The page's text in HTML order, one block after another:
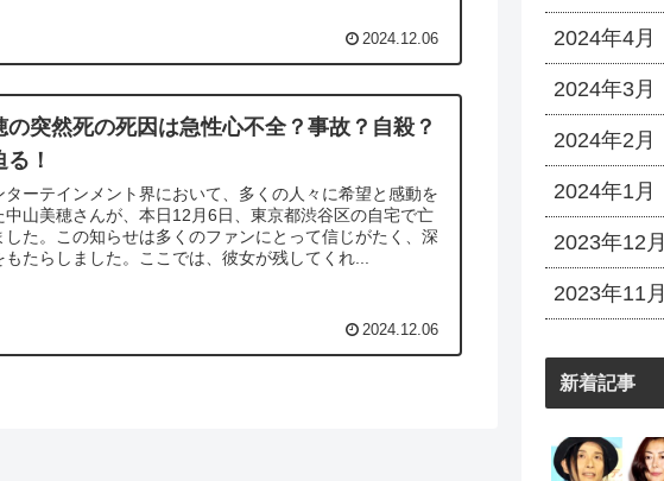
2024.12.06
の突然死の死因は急性心不全？事故？自殺？
！
ターテインメント界において、多くの人々に希望と感動を
中山美穂さんが、本日12月6日、東京都渋谷区の自宅で亡
した。この知らせは多くのファンにとって信じがたく、深
もたらしました。ここでは、彼女が残してくれ...
2024.12.06
2024年4月
2024年3月
2024年2月
2024年1月
2023年12月
2023年11月
新着記事